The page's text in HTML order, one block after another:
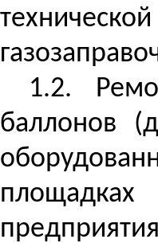
1.2.
баллонов
площадках